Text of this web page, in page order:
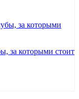
за которыми стоит